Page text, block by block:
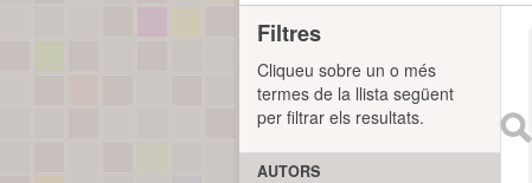
Filtres
Cliqueu sobre un o més
termes de la llista següent
per filtrar els resultats.
AUTORS